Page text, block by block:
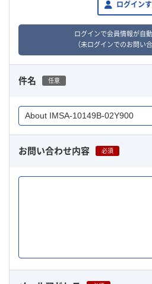
ログイン
ログインで会員情報が自
（未ログインでのお問い
件名 任意
お問い合わせ内容 必須